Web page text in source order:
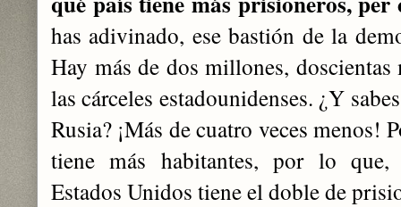
has adivinado, ese bastión de la
Hay más de dos millones,
las cárceles estadounidenses. ¿Y
Rusia? ¡Más de cuatro veces menos!
tiene más habitantes, por lo que,
Estados Unidos tiene el doble de